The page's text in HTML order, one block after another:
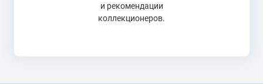
и рекомендации
коллекционеров.